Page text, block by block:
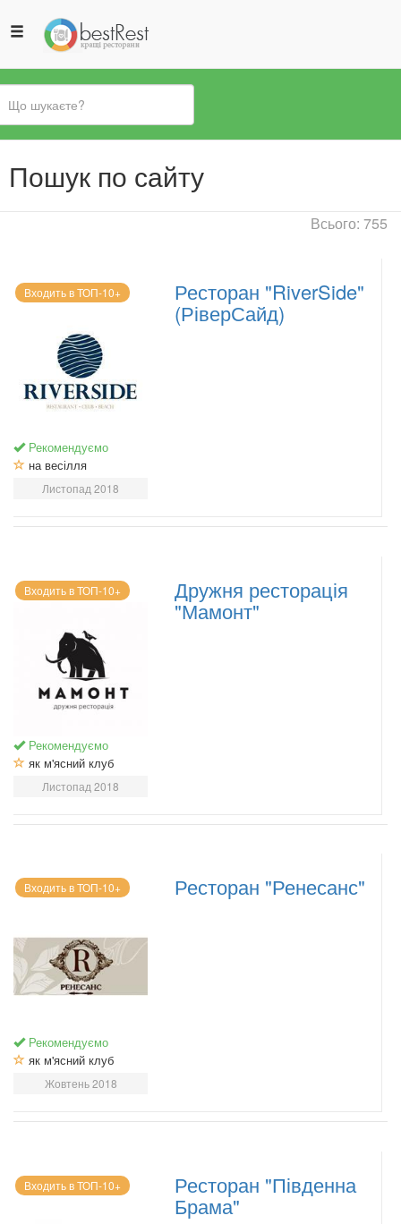
Ви
єПошук по сайту
Всього: 755
Входить в ТОП-10+
Рекомендуємо
на весілля
Листопад 2018
Ресторан "RiverSide"
(РіверСайд)
Входить в ТОП-10+
Рекомендуємо
як м'ясний клуб
Листопад 2018
Дружня ресторація
"Мамонт"
Входить в ТОП-10+
Рекомендуємо
як м'ясний клуб
Жовтень 2018
Ресторан "Ренесанс"
Входить в ТОП-10+ Ресторан "Південна
Брама"